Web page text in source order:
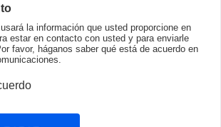
la información que usted proporcione en
estar en contacto con usted y para enviarle
favor, háganos saber qué está de acuerdo en